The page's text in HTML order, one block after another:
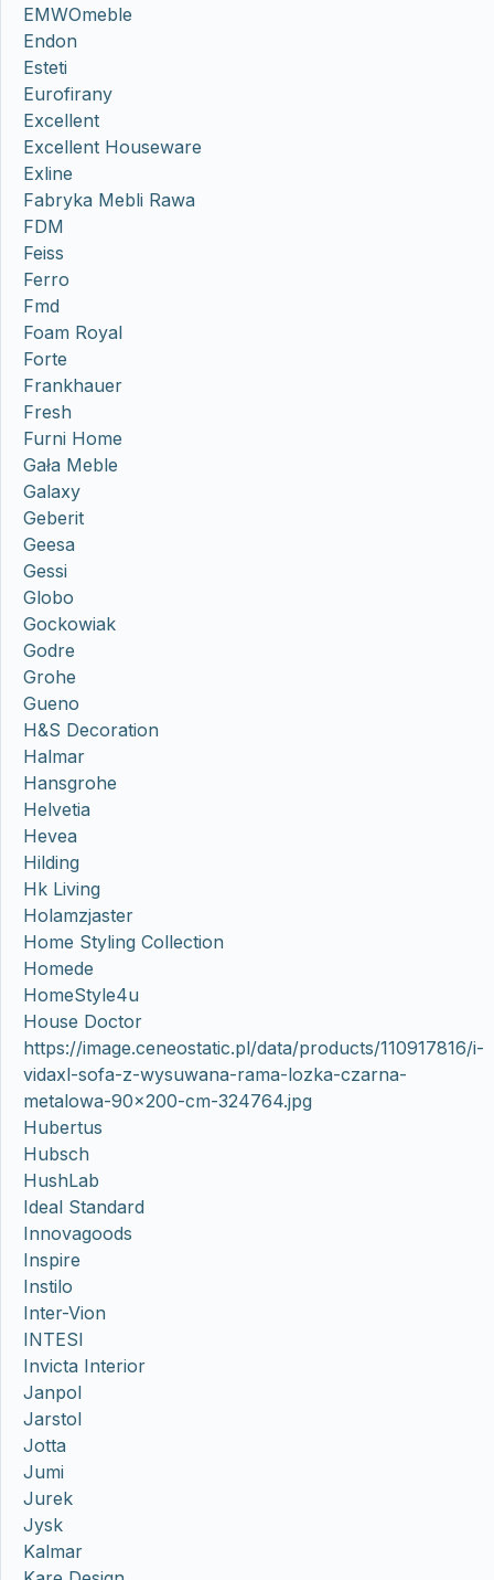
EMWOmeble
Endon
Esteti
Eurofirany
Excellent
Excellent Houseware
Exline
Fabryka Mebli Rawa
FDM
Feiss
Ferro
Fmd
Foam Royal
Forte
Frankhauer
Fresh
Furni Home
Gała Meble
Galaxy
Geberit
Geesa
Gessi
Globo
Gockowiak
Godre
Grohe
Gueno
H&S Decoration
Halmar
Hansgrohe
Helvetia
Hevea
Hilding
Hk Living
Holamzjaster
Home Styling Collection
Homede
HomeStyle4u
House Doctor
https://image.ceneostatic.pl/data/products/110917816/i-
vidaxl-sofa-z-wysuwana-rama-lozka-czarna-
metalowa-90×200-cm-324764.jpg
Hubertus
Hubsch
HushLab
Ideal Standard
Innovagoods
Inspire
Instilo
Inter-Vion
INTESI
Invicta Interior
Janpol
Jarstol
Jotta
Jumi
Jurek
Jysk
Kalmar